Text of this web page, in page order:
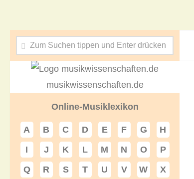
musikwissenschaften.de
Online-Musiklexikon
A B C D E F G
H
I
J K L M N O
P
Q
R S T U V W
X